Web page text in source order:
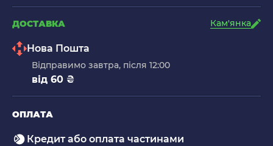
ДОСТАВКА Кам'янка
Нова Пошта
Відправимо завтра, після 12:00
від 60 ₴
ОПЛАТА
Кредит або оплата частинами